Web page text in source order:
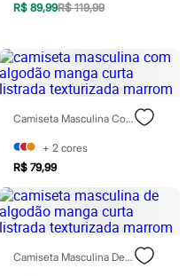
R$ 89,99R$ 119,99
Camiseta Masculina Com Algodão Manga Curta Listrada Texturizada Marrom
+ 2 cores
R$ 79,99
Camiseta Masculina De Algodão Manga Curta Listrada Texturizada Marrom